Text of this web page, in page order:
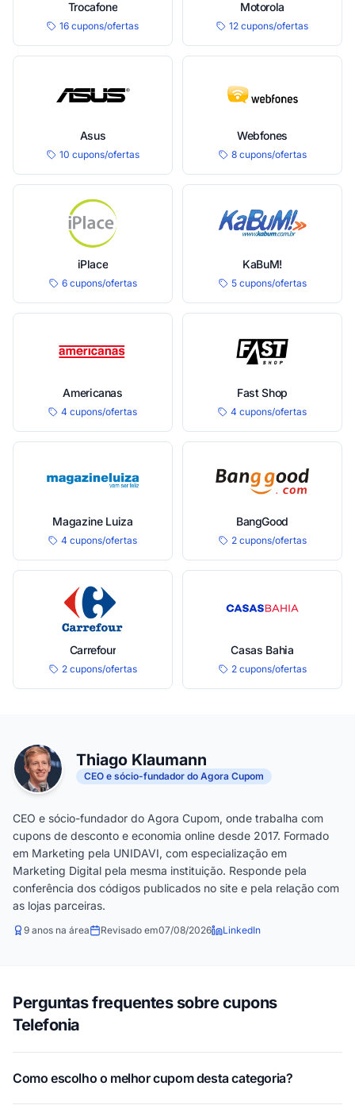
Trocafone
16 cupons/ofertas
Motorola
12 cupons/ofertas
Asus
10 cupons/ofertas
Webfones
8 cupons/ofertas
iPlace
6 cupons/ofertas
KaBuM!
5 cupons/ofertas
Americanas
4 cupons/ofertas
Fast Shop
4 cupons/ofertas
Magazine Luiza
4 cupons/ofertas
BangGood
2 cupons/ofertas
Carrefour
2 cupons/ofertas
Casas Bahia
2 cupons/ofertas
Thiago Klaumann
CEO e sócio-fundador do Agora Cupom
CEO e sócio-fundador do Agora Cupom, onde trabalha com
cupons de desconto e economia online desde 2017. Formado
em Marketing pela UNIDAVI, com especialização em
Marketing Digital pela mesma instituição. Responde pela
conferência dos códigos publicados no site e pela relação com
as lojas parceiras.
9 anos na área Revisado em07/08/2026 LinkedIn
Perguntas frequentes sobre cupons
Telefonia
Como escolho o melhor cupom desta categoria?